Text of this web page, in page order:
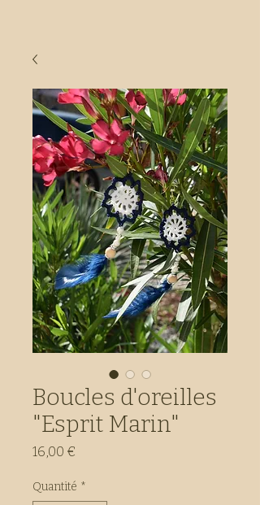
Boucles d'oreilles
"Esprit Marin"
16,00 €
Quantité *